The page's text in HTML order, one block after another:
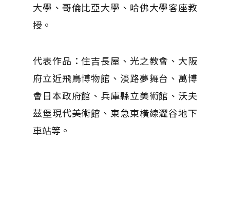
大學、哥倫比亞大學、哈佛大學客座教
授。
代表作品：住吉長屋、光之教會、大阪
府立近飛鳥博物館、淡路夢舞台、萬博
會日本政府館、兵庫縣立美術館、沃夫
茲堡現代美術館、東急東橫線澀谷地下
車站等。